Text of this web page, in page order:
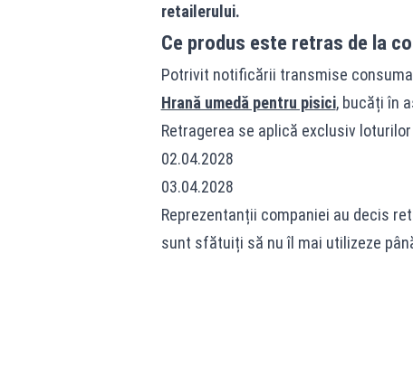
retailerului.
Ce produs este retras de la
Potrivit notificării transmise
Hrană umedă pentru pisici, bucăți în
Retragerea se aplică exclusiv
02.04.2028
03.04.2028
Reprezentanții companiei au decis
sunt sfătuiți să nu îl mai utilizeze